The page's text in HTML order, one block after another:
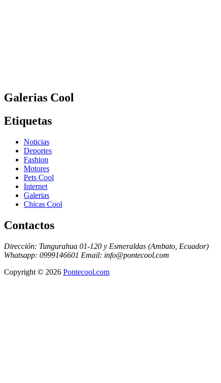
Galerias Cool
Etiquetas
Noticias
Deportes
Fashion
Motores
Pets Cool
Internet
Galerias
Chicas Cool
Contactos
Dirección: Tungurahua 01-120 y Esmeraldas (Ambato, Ecuador)
Whatsapp: 0999146601 Email: info@pontecool.com
Copyright © 2026 Pontecool.com